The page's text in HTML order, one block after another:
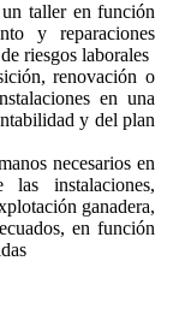
taller en función
y reparaciones
riesgos laborales
renovación o
en una
y del plan
necesarios en
instalaciones,
ganadera,
en función